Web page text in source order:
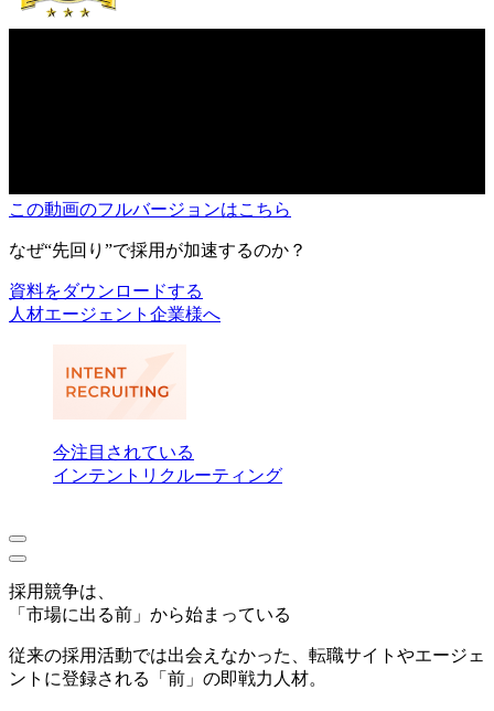
この動画のフルバージョンはこちら
なぜ“先回り”で採用が加速するのか？
資料をダウンロードする
人材エージェント企業様へ
今注目されている
インテントリクルーティング
採用競争は、
「市場に出る前」から始まっている
従来の採用活動では出会えなかった、転職サイトやエージェ
ントに登録される「前」の即戦力人材。